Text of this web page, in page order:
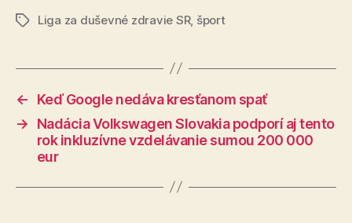
ZnačkyLiga za duševné zdravie SR, šport
←
Keď Google nedáva kresťanom spať
→
Nadácia Volkswagen Slovakia podporí aj tento
rok inkluzívne vzdelávanie sumou 200 000
eur